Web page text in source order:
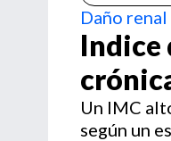
Daño
Indice
Un IMC
según un